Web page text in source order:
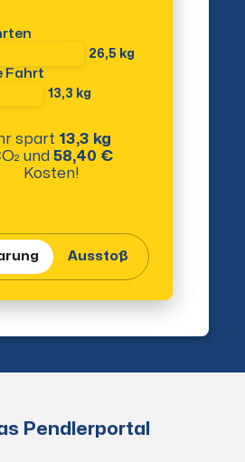
26,5 kg
Fahrt
13,3 kg
spart 13,3 kg
und 58,40 €
Kosten!
Ausstoß
Pendlerportal